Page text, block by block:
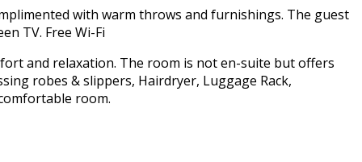
with warm throws and furnishings. The guest
TV. Free Wi-Fi
and relaxation. The room is not en-suite but offers
robes & slippers, Hairdryer, Luggage Rack,
room.